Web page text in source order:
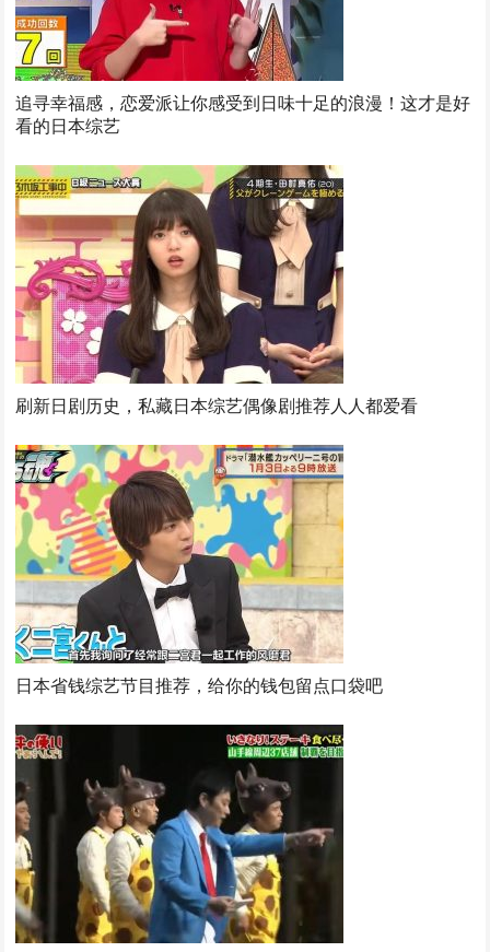
追寻幸福感，恋爱派让你感受到日味十足的浪漫！这才是好
看的日本综艺
刷新日剧历史，私藏日本综艺偶像剧推荐人人都爱看
日本省钱综艺节目推荐，给你的钱包留点口袋吧